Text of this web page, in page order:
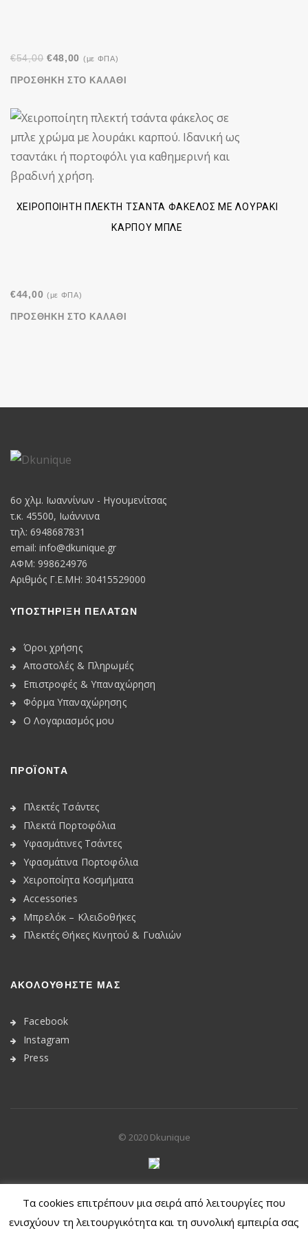
€54,00 Original
€48,00 Η
€48,00.
(με ΦΠΑ)
ΠΡΟΣΘΉΚΗ ΣΤΟ ΚΑΛΆΘΙ
ΧΕΙΡΟΠΟΊΗΤΗ ΠΛΕΚΤΉ ΤΣΆΝΤΑ ΦΆΚΕΛΟΣ ΜΕ ΛΟΥΡΆΚΙ
ΚΑΡΠΟΎ ΜΠΛΕ
€44,00 (με ΦΠΑ)
ΠΡΟΣΘΉΚΗ ΣΤΟ ΚΑΛΆΘΙ
6o χλμ. Ιωαννίνων - Ηγουμενίτσας
τ.κ. 45500, Ιωάννινα
τηλ: 6948687831
email: info@dkunique.gr
ΑΦΜ: 998624976
Αριθμός Γ.Ε.ΜΗ: 30415529000
ΥΠΟΣΤΗΡΙΞΗ ΠΕΛΑΤΩΝ
Όροι χρήσης
Αποστολές & Πληρωμές
Επιστροφές & Υπαναχώρηση
Φόρμα Υπαναχώρησης
Ο Λογαριασμός μου
ΠΡΟΪΟΝΤΑ
Πλεκτές Τσάντες
Πλεκτά Πορτοφόλια
Υφασμάτινες Τσάντες
Υφασμάτινα Πορτοφόλια
Χειροποίητα Κοσμήματα
Accessories
Μπρελόκ – Κλειδοθήκες
Πλεκτές Θήκες Κινητού & Γυαλιών
ΑΚΟΛΟΥΘΉΣΤΕ ΜΑΣ
Facebook
Instagram
Press
© 2020 Dkunique
Withdraw from contract
Τα cookies επιτρέπουν μια σειρά από λειτουργίες που
ενισχύουν τη λειτουργικότητα και τη συνολική εμπειρία σας